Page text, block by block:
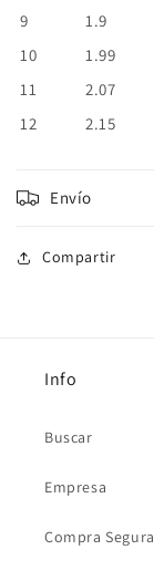
9
1.9
10
1.99
11
2.07
12
2.15
Envío
Compartir
Info
Buscar
Empresa
Compra Segura